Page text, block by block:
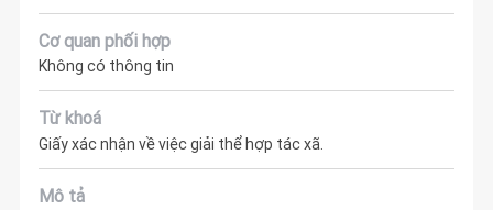
Cơ quan phối hợp
Không có thông tin
Từ khoá
Giấy xác nhận về việc giải thể hợp tác xã.
Mô tả